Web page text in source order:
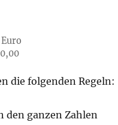
die folgenden Regeln:
den ganzen Zahlen